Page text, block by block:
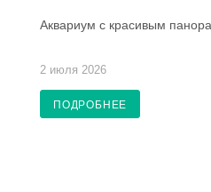
Аквариум с красивым
2 июля 2026
ПОДРОБНЕЕ